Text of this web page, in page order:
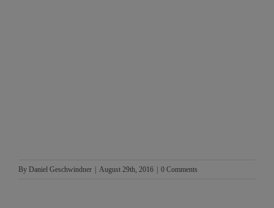
By Daniel Geschwindner August 29th, 2016 0 Comments